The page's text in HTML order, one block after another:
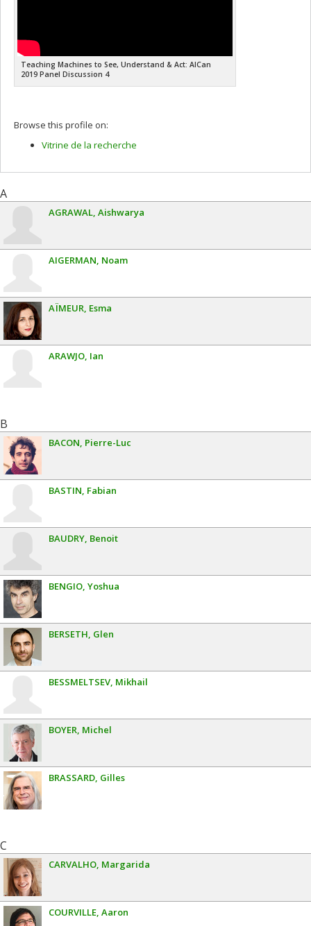
Teaching Machines to See, Understand & Act: AICan
2019 Panel Discussion 4
Browse this profile on:
Vitrine de la recherche
A
AGRAWAL Aishwarya
AIGERMAN Noam
AÏMEUR Esma
ARAWJO Ian
B
BACON Pierre-Luc
BASTIN Fabian
BAUDRY Benoit
BENGIO Yoshua
BERSETH Glen
BESSMELTSEV Mikhail
BOYER Michel
BRASSARD Gilles
C
CARVALHO Margarida
COURVILLE Aaron